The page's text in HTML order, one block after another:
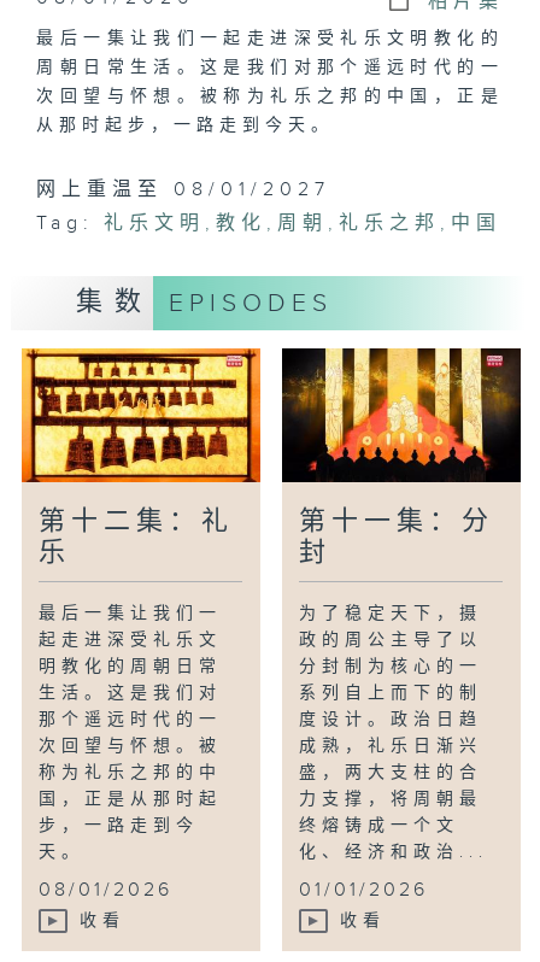
最后一集让我们一起走进深受礼乐文明教化的
周朝日常生活。这是我们对那个遥远时代的一
次回望与怀想。被称为礼乐之邦的中国，正是
从那时起步，一路走到今天。
网上重温至 08/01/2027
Tag:
礼乐文明 ,教化 , 周朝 ,礼乐之邦 , 中国
集数 EPISODES
第十二集：礼
乐
最后一集让我们一
起走进深受礼乐文
明教化的周朝日常
生活。这是我们对
那个遥远时代的一
次回望与怀想。被
称为礼乐之邦的中
国，正是从那时起
步，一路走到今
天。
08/01/2026
收看
第十一集：分
封
为了稳定天下，摄
政的周公主导了以
分封制为核心的一
系列自上而下的制
度设计。政治日趋
成熟，礼乐日渐兴
盛，两大支柱的合
力支撑，将周朝最
终熔铸成一个文
化、经济和政治...
01/01/2026
收看